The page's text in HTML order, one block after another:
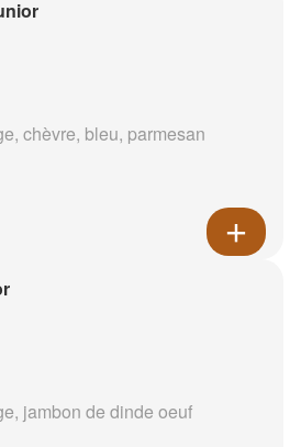
chèvre, bleu, parmesan
jambon de dinde oeuf